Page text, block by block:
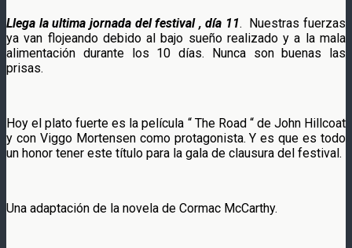
Llega la ultima jornada del festival , día 11. Nuestras fuerzas
ya van flojeando debido al bajo sueño realizado y a la mala
alimentación durante los 10 días. Nunca son buenas las
prisas.
Hoy el plato fuerte es la película “ The Road “ de John Hillcoat
y con Viggo Mortensen como protagonista. Y es que es todo
un honor tener este título para la gala de clausura del festival.
Una adaptación de la novela de Cormac McCarthy.